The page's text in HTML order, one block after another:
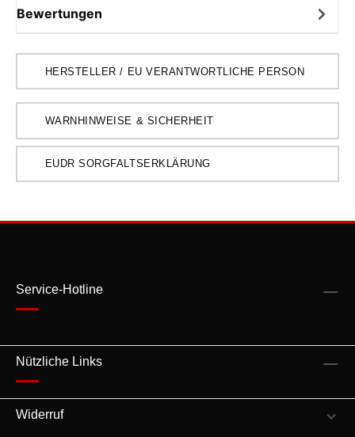
Bewertungen
HERSTELLER / EU VERANTWORTLICHE PERSON
WARNHINWEISE & SICHERHEIT
EUDR SORGFALTSERKLÄRUNG
Service-Hotline
Nützliche Links
Widerruf